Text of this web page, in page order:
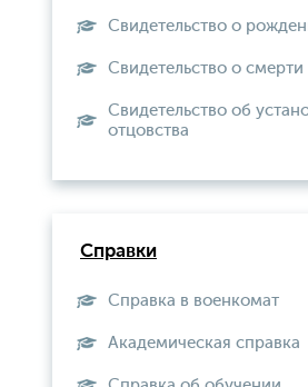
Свидетельство о
Свидетельство о смерти
Свидетельство об
отцовства
Справки
Справка в военкомат
Академическая справка